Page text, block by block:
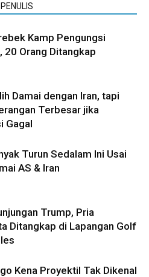
Kamp Pengungsi
20 Orang Ditangkap
Damai dengan Iran, tapi
Terbesar jika
Gagal
Turun Sedalam Ini Usai
AS & Iran
Trump, Pria
Ditangkap di Lapangan Golf
Kena Proyektil Tak Dikenal